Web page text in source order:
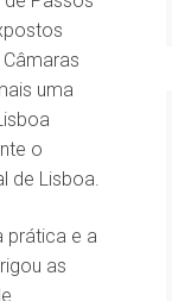
uma
o
de Lisboa.
prática e a
as